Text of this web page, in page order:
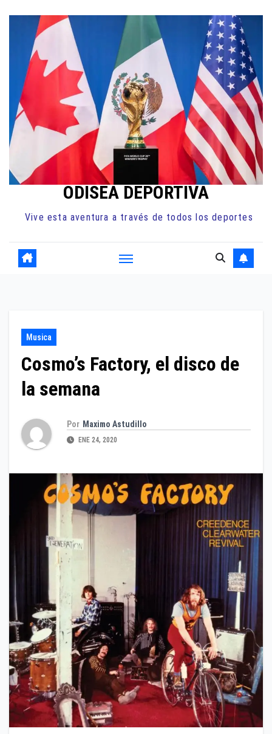
contenido
ODISEA DEPORTIVA
Vive esta aventura a través de todos los deportes
Musica
Cosmo’s Factory, el disco de
la semana
Por Maximo Astudillo
ENE 24, 2020